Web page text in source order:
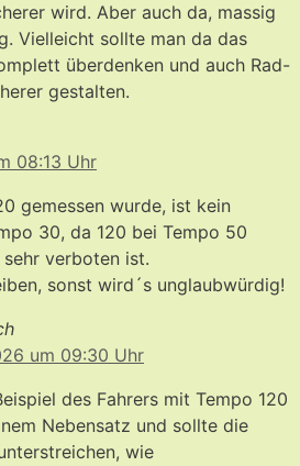
wird. Aber auch da, massig
Vielleicht sollte man da das
überdenken und auch Rad-
gestalten.
08:13 Uhr
gemessen wurde, ist kein
30, da 120 bei Tempo 50
verboten ist.
sonst wird´s unglaubwürdig!
um 09:30 Uhr
des Fahrers mit Tempo 120
Nebensatz und sollte die
wie